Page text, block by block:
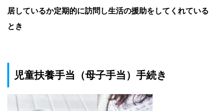
居しているか定期的に訪問し生活の援助をしてくれている
とき
児童扶養手当（母子手当）手続き